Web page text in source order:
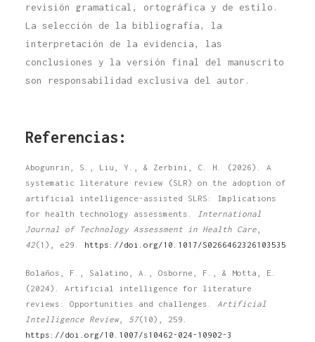
revisión gramatical, ortográfica y de estilo.
La selección de la bibliografía, la
interpretación de la evidencia, las
conclusiones y la versión final del manuscrito
son responsabilidad exclusiva del autor.
Referencias:
Abogunrin, S., Liu, Y., & Zerbini, C. H. (2026). A
systematic literature review (SLR) on the adoption of
artificial intelligence-assisted SLRS: Implications
for health technology assessments.
International
Journal of Technology Assessment in Health Care
42(1), e29. https://doi.org/10.1017/S0266462326103535
Bolaños, F., Salatino, A., Osborne, F., & Motta, E.
(2024). Artificial intelligence for literature
reviews: Opportunities and challenges. Artificial
Intelligence Review, 57(10), 259.
https://doi.org/10.1007/s10462-024-10902-3